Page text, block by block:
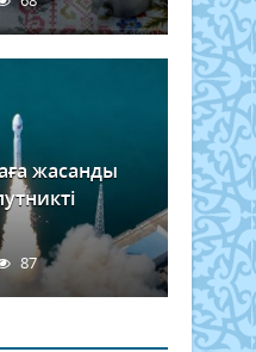
жасанды
87